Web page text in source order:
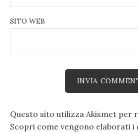
SITO WEB
Questo sito utilizza Akismet per
Scopri come vengono elaborati i